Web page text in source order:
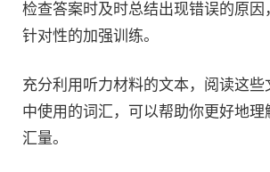
检查答案时及时总结出现错误的原因
针对性的加强训练。
充分利用听力材料的文本，阅读这
中使用的词汇，可以帮助你更好地理
汇量。